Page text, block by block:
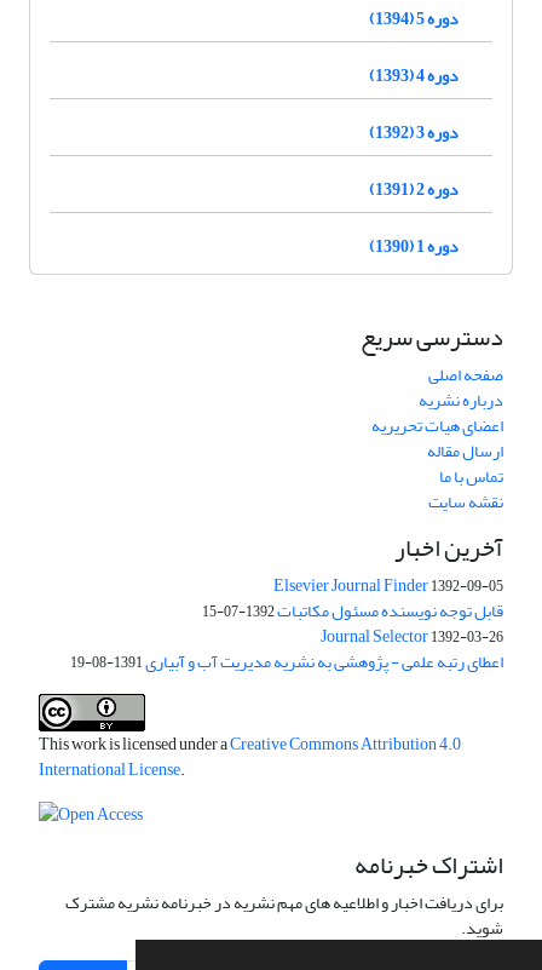
دوره 5 (1394)
دوره 4 (1393)
دوره 3 (1392)
دوره 2 (1391)
دوره 1 (1390)
دسترسی سریع
صفحه اصلی
درباره نشریه
اعضای هیات تحریریه
ارسال مقاله
تماس با ما
نقشه سایت
آخرین اخبار
Elsevier Journal Finder1392-09-05
قابل توجه نویسنده مسئول مکاتبات1392-07-15
Journal Selector1392-03-26
اعطای رتبه علمی - پژوهشی به نشریه مدیریت آب و آبیاری1391-08-19
This work is licensed under aCreative Commons Attribution 4.0
International License.
اشتراک خبرنامه
برای دریافت اخبار و اطلاعیه های مهم نشریه در خبرنامه نشریه مشترک
شوید.